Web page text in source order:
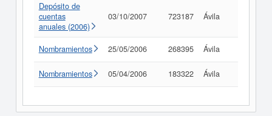
Depósito de
cuentas
anuales (2006)
03/10/2007 723187 Ávila
Nombramientos 25/05/2006 268395 Ávila
Nombramientos 05/04/2006 183322 Ávila